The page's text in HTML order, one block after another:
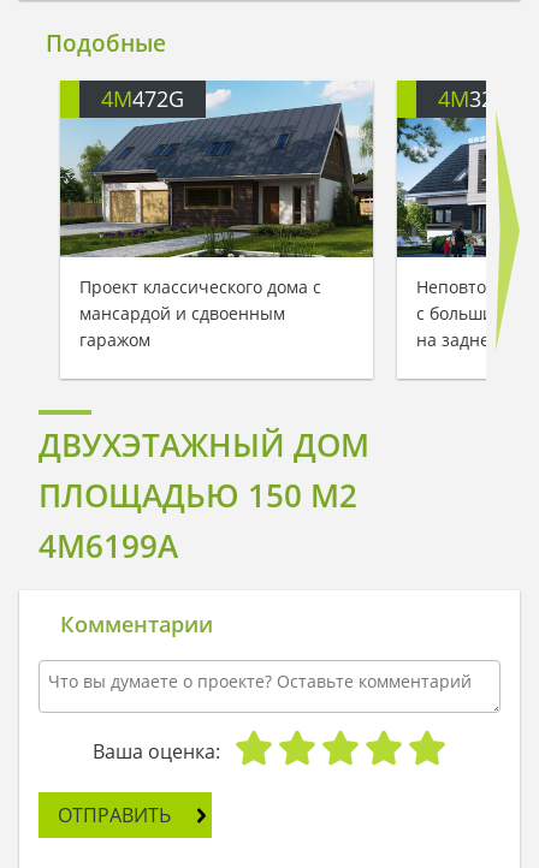
Подобные
4M472G
Проект классического дома с
мансардой и сдвоенным
гаражом
4M3227
с большим
на заднем
ДВУХЭТАЖНЫЙ ДОМ
ПЛОЩАДЬЮ 150 М2
4M6199A
Комментарии
Ваша оценка:
ОТПРАВИТЬ